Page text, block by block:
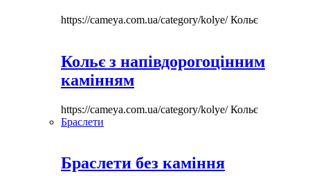
https://cameya.com.ua/category/kolye/Кольє
Кольє з напівдорогоцінним
камінням
https://cameya.com.ua/category/kolye/Кольє
Браслети
Браслети без каміння